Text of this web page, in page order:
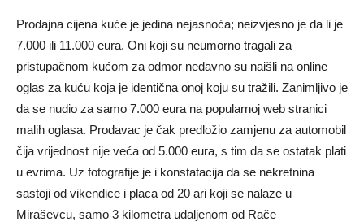
Prodajna cijena kuće je jedina nejasnoća; neizvjesno je da li je
7.000 ili 11.000 eura. Oni koji su neumorno tragali za
pristupačnom kućom za odmor nedavno su naišli na online
oglas za kuću koja je identična onoj koju su tražili. Zanimljivo je
da se nudio za samo 7.000 eura na popularnoj web stranici
malih oglasa. Prodavac je čak predložio zamjenu za automobil
čija vrijednost nije veća od 5.000 eura, s tim da se ostatak plati
u evrima. Uz fotografije je i konstatacija da se nekretnina
sastoji od vikendice i placa od 20 ari koji se nalaze u
Miraševcu, samo 3 kilometra udaljenom od Rače